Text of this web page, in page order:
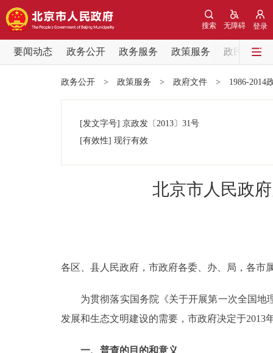
登录
无障碍
搜索
要闻动态 政务公开 政务服务 政策服务
政民互动
党中央精神
政策兑现
决策公开
政务公开 > 政策服务 > 政府文件 > 1986-2014
[发文字号] 京政发 〔2013〕 31号
[有效性] 现行有效
北京市人民政
各区、县人民政府，市政府各委、办、局，各市
为贯彻落实国务院《关于开展第一次全国地理
发展和生态文明建设的需要，市政府决定于
一、普查的目的和意义